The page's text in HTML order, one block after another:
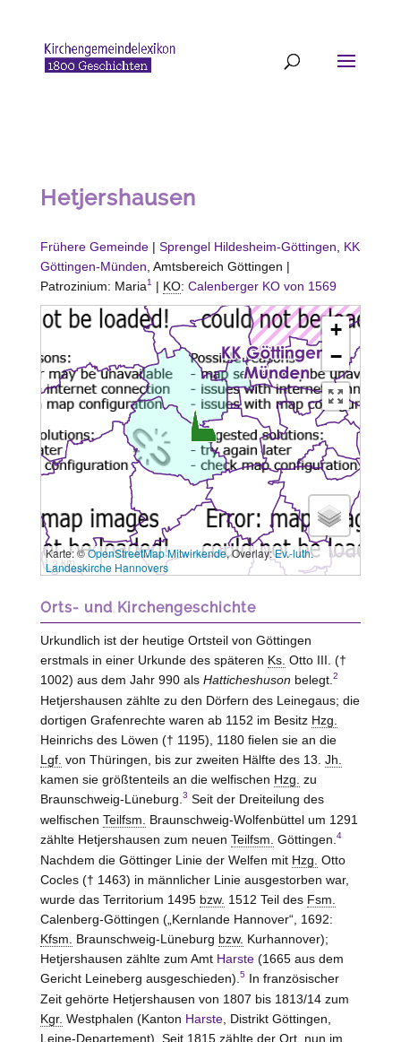
Hetjershausen
Frühere Gemeinde| Sprengel Hildesheim-Göttingen
KK
Göttingen-Münden , Amtsbereich Göttingen |
Patrozinium: Maria1 | KO: Calenberger KO von 1569
+
−
3 km
Karte: ©OpenStreetMap Mitwirkende, Overlay:Ev.-luth.
Landeskirche Hannovers
Orts- und Kirchengeschichte
Urkundlich ist der heutige Ortsteil von Göttingen
erstmals in einer Urkunde des späteren Ks. Otto III. (†
1002) aus dem Jahr 990 als Hatticheshuson belegt. 2
Hetjershausen zählte zu den Dörfern des Leinegaus; die
dortigen Grafenrechte waren ab 1152 im Besitz Hzg.
Heinrichs des Löwen († 1195), 1180 fielen sie an die
Lgf. von Thüringen, bis zur zweiten Hälfte des 13. Jh.
kamen sie größtenteils an die welfischen Hzg. zu
Braunschweig-Lüneburg. 3 Seit der Dreiteilung des
welfischen Teilfsm.
Braunschweig-Wolfenbüttel um 1291
zählte Hetjershausen zum neuen Teilfsm. Göttingen. 4
Nachdem die Göttinger Linie der Welfen mit Hzg. Otto
Cocles († 1463) in männlicher Linie ausgestorben war,
wurde das Territorium 1495 bzw. 1512 Teil des Fsm.
Calenberg-Göttingen („Kernlande Hannover“, 1692:
Kfsm.
Braunschweig-Lüneburg bzw. Kurhannover);
Hetjershausen zählte zum Amt Harste(1665 aus dem
Gericht Leineberg ausgeschieden). 5In französischer
Zeit gehörte Hetjershausen von 1807 bis 1813/14 zum
Kgr. Westphalen (Kanton Harste, Distrikt Göttingen,
Leine-Departement). Seit 1815 zählte der Ort, nun im